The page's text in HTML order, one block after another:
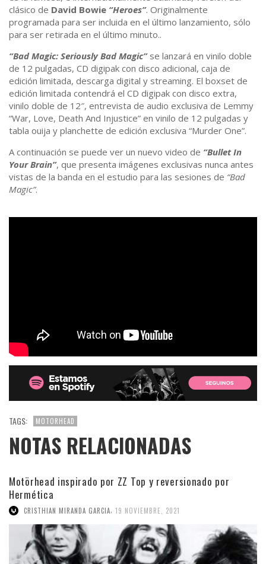
clásico de David Bowie “Heroes”. Originalmente
programada para ser incluida en el último lanzamiento, sólo
para ser retirada en el último minuto..
“Bad Magic: Seriously Bad Magic”se lanzará en vinilo doble
de 12 pulgadas, CD digipak con disco adicional, caja de
edición limitada, descarga digital y streaming. El boxset de
edición limitada contendrá el CD digipak con disco extra,
vinilo doble de 12″, entrevista de audio exclusiva de Lemmy
“War, Love, Death And Injustice” en vinilo de 12 pulgadas y
tabla ouija y planchette de edición exclusiva “Murder One”.
A continuación se puede ver un nuevo video de “Bullet In
Your Brain”, que presenta imágenes exclusivas nunca antes
vistas de la banda en el estudio para las sesiones de “Bad
Magic”.
TAGS: MOTORHEAD
NOTAS RELACIONADAS
Motörhead inspirado por ZZ Top y reversionado por
Hermética
CRISTHIAN MIRANDA GARCIA, 19 NOVIEMBRE, 2021